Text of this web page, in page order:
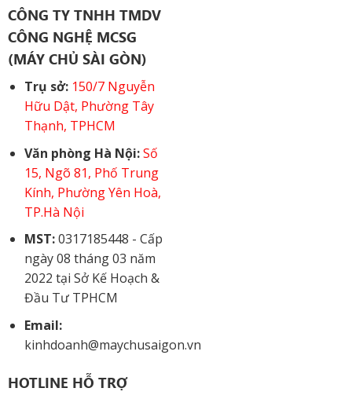
CÔNG TY TNHH TMDV
CÔNG NGHỆ MCSG
(MÁY CHỦ SÀI GÒN)
Trụ sở: 150/7 Nguyễn
Hữu Dật, Phường Tây
Thạnh, TPHCM
Văn phòng Hà Nội: Số
15, Ngõ 81, Phố Trung
Kính, Phường Yên Hoà,
TP.Hà Nội
MST:0317185448 - Cấp
ngày 08 tháng 03 năm
2022 tại Sở Kế Hoạch &
Đầu Tư TPHCM
Email:
kinhdoanh@maychusaigon.vn
HOTLINE HỖ TRỢ